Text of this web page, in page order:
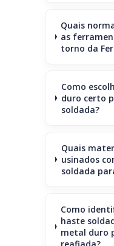
Quais
as
torno da
Como
duro certo
soldada?
Quais
usinados
soldada
Como
haste
metal duro